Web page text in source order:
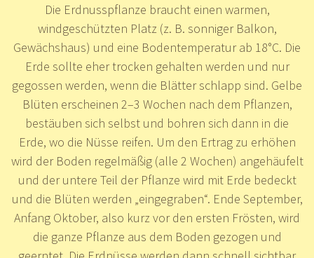
Die Erdnusspflanze braucht einen warmen,
windgeschützten Platz (z. B. sonniger Balkon,
Gewächshaus) und eine Bodentemperatur ab 18°C. Die
Erde sollte eher trocken gehalten werden und nur
gegossen werden, wenn die Blätter schlapp sind. Gelbe
Blüten erscheinen 2–3 Wochen nach dem Pflanzen,
bestäuben sich selbst und bohren sich dann in die
Erde, wo die Nüsse reifen. Um den Ertrag zu erhöhen
wird der Boden regelmäßig (alle 2 Wochen) angehäufelt
und der untere Teil der Pflanze wird mit Erde bedeckt
und die Blüten werden „eingegraben“. Ende September,
Anfang Oktober, also kurz vor den ersten Frösten, wird
die ganze Pflanze aus dem Boden gezogen und